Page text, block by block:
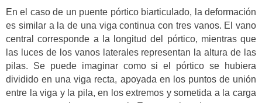
En el caso de un puente pórtico biarticulado, la deformación
es similar a la de una viga continua con tres vanos. El vano
central corresponde a la longitud del pórtico, mientras que
las luces de los vanos laterales representan la altura de las
pilas. Se puede imaginar como si el pórtico se hubiera
dividido en una viga recta, apoyada en los puntos de unión
entre la viga y la pila, en los extremos y sometida a la carga